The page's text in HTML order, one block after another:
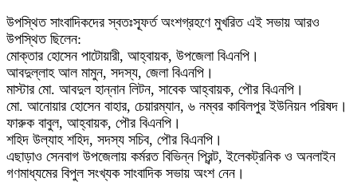
​উপস্থিত সাংবাদিকদের স্বতঃস্ফূর্ত অংশগ্রহণে মুখরিত এই সভায় আরও
উপস্থিত ছিলেন:
​মোক্তার হোসেন পাটোয়ারী, আহ্বায়ক, উপজেলা বিএনপি।
​আবদুল্লাহ আল মামুন, সদস্য, জেলা বিএনপি।
​মাস্টার মো. আবদুল হান্নান লিটন, সাবেক আহ্বায়ক, পৌর বিএনপি।
​মো. আনোয়ার হোসেন বাহার, চেয়ারম্যান, ৬ নম্বর কাবিলপুর ইউনিয়ন পরিষদ।
​ফারুক বাবুল, আহ্বায়ক, পৌর বিএনপি।
​শহিদ উল্যাহ শহিদ, সদস্য সচিব, পৌর বিএনপি।
এছাড়াও সেনবাগ উপজেলায় কর্মরত বিভিন্ন প্রিন্ট, ইলেকট্রনিক ও অনলাইন
গণমাধ্যমের বিপুল সংখ্যক সাংবাদিক সভায় অংশ নেন।